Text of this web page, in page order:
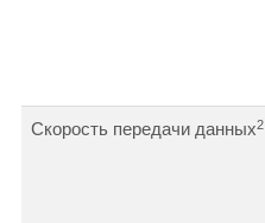
Скорость передачи данных2